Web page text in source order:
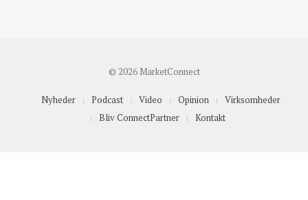
© 2026 MarketConnect
Nyheder Podcast Video Opinion
Virksomheder
Bliv ConnectPartner
Kontakt